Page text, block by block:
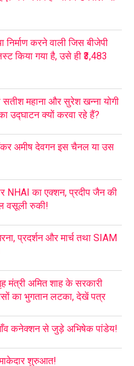
करने वाली जिस बीजेपी
किया गया है, उसे ही ₹3,483
सतीश महाना और सुरेश खन्ना योगी
उद्घाटन क्यों करवा रहे हैं?
अमीष देवगन इस चैनल या उस
का एक्शन, प्रदीप जैन की
वसूली रुकी!
प्रदर्शन और मार्च तथा SIAM
मंत्री अमित शाह के सरकारी
का भुगतान लटका, देखें पत्र
कनेक्शन से जुड़े अभिषेक पांडेय!
शुरुआत!